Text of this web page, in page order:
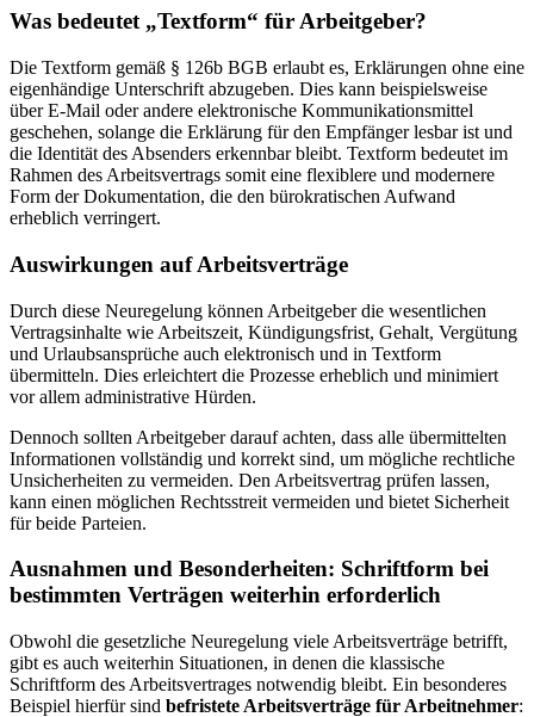
Was bedeutet „Textform“ für Arbeitgeber?
Die Textform gemäß § 126b BGB erlaubt es, Erklärungen ohne eine
eigenhändige Unterschrift abzugeben. Dies kann beispielsweise
über E-Mail oder andere elektronische Kommunikationsmittel
geschehen, solange die Erklärung für den Empfänger lesbar ist und
die Identität des Absenders erkennbar bleibt. Textform bedeutet im
Rahmen des Arbeitsvertrags somit eine flexiblere und modernere
Form der Dokumentation, die den bürokratischen Aufwand
erheblich verringert.
Auswirkungen auf Arbeitsverträge
Durch diese Neuregelung können Arbeitgeber die wesentlichen
Vertragsinhalte wie Arbeitszeit, Kündigungsfrist, Gehalt, Vergütung
und Urlaubsansprüche auch elektronisch und in Textform
übermitteln. Dies erleichtert die Prozesse erheblich und minimiert
vor allem administrative Hürden.
Dennoch sollten Arbeitgeber darauf achten, dass alle übermittelten
Informationen vollständig und korrekt sind, um mögliche rechtliche
Unsicherheiten zu vermeiden. Den Arbeitsvertrag prüfen lassen,
kann einen möglichen Rechtsstreit vermeiden und bietet Sicherheit
für beide Parteien.
Ausnahmen und Besonderheiten: Schriftform bei
bestimmten Verträgen weiterhin erforderlich
Obwohl die gesetzliche Neuregelung viele Arbeitsverträge betrifft,
gibt es auch weiterhin Situationen, in denen die klassische
Schriftform des Arbeitsvertrages notwendig bleibt. Ein besonderes
Beispiel hierfür sind befristete Arbeitsverträge für Arbeitnehmer: